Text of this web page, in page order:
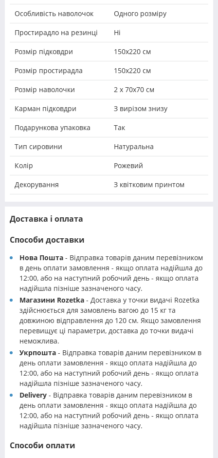
Особливість наволочок Одного розміру
Простирадло на резинці Ні
Розмір підковдри 150х220 см
Розмір простирадла 150х220 см
Розмір наволочки 2 х 70х70 см
Карман підковдри З вирізом знизу
Подарункова упаковка Так
Тип сировини Натуральна
Колір Рожевий
Декорування З квітковим принтом
Доставка і оплата
Способи доставки
Нова Пошта - Відправка товарів даним перевізником
в день оплати замовлення - якщо оплата надійшла до
12:00, або на наступний робочий день - якщо оплата
надійшла пізніше зазначеного часу.
Магазини Rozetka - Доставка у точки видачі Rozetka
здійснюється для замовлень вагою до 15 кг та
довжиною відправлення до 120 см. Якщо замовлення
перевищує ці параметри, доставка до точки видачі
неможлива.
Укрпошта - Відправка товарів даним перевізником в
день оплати замовлення - якщо оплата надійшла до
12:00, або на наступний робочий день - якщо оплата
надійшла пізніше зазначеного часу.
Delivery - Відправка товарів даним перевізником в
день оплати замовлення - якщо оплата надійшла до
12:00, або на наступний робочий день - якщо оплата
надійшла пізніше зазначеного часу.
Способи оплати